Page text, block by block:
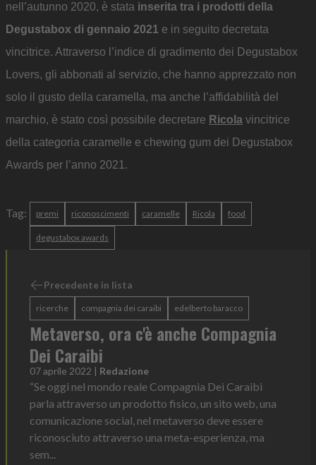
nell’autunno 2020, è stata inserita tra i prodotti della
Degustabox di gennaio 2021 e in seguito decretata
vincitrice. Attraverso l’indice di gradimento dei Degustabox
Lovers, gli abbonati al servizio, che hanno apprezzato non
solo il gusto della caramella, ma anche l’affidabilità del
marchio, è stato così possibile decretare Ricola vincitrice
della categoria caramelle e chewing gum dei Degustabox
Awards per l’anno 2021.
Tag: premi riconoscimenti caramelle Ricola food
degustabox awards
Precedente in lista
ricerche compagnia dei caraibi edelberto baracco
Metaverso, ora c'è anche Compagnia
Dei Caraibi
07 aprile 2022 | Redazione
“Se oggi nel mondo reale Compagnia Dei Caraibi
parla attraverso un prodotto fisico, un sito web, una
comunicazione social, nel metaverso deve essere
riconosciuto attraverso una meta-esperienza, ma
sem...